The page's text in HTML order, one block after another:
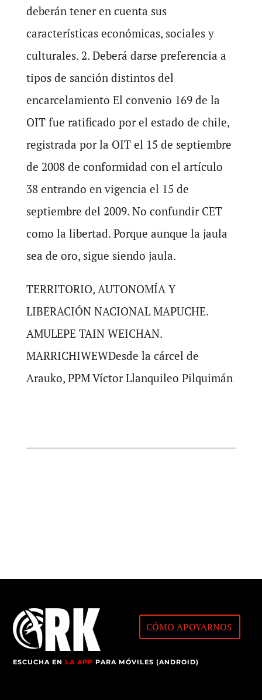
deberán tener en cuenta sus
características económicas, sociales y
culturales. 2. Deberá darse preferencia a
tipos de sanción distintos del
encarcelamiento El convenio 169 de la
OIT fue ratificado por el estado de chile,
registrada por la OIT el 15 de septiembre
de 2008 de conformidad con el artículo
38 entrando en vigencia el 15 de
septiembre del 2009. No confundir CET
como la libertad. Porque aunque la jaula
sea de oro, sigue siendo jaula.
TERRITORIO, AUTONOMÍA Y
LIBERACIÓN NACIONAL MAPUCHE.
AMULEPE TAIN WEICHAN.
MARRICHIWEWDesde la cárcel de
Arauko, PPM Víctor Llanquileo Pilquimán
CÓMO APOYARNOS
ESCUCHA ENLA APP PARA MÓVILES (ANDROID)